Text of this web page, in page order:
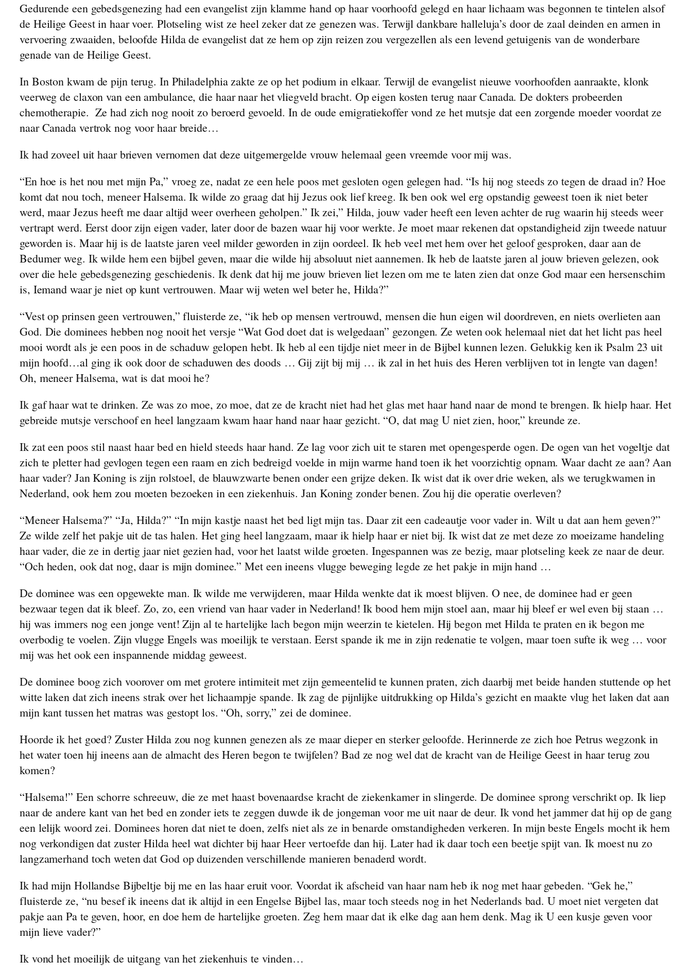
Gedurende een gebedsgenezing had een evangelist zijn klamme hand op haar voorhoofd gelegd en haar lichaam was begonnen te tintelen alsof
de Heilige Geest in haar voer. Plotseling wist ze heel zeker dat ze genezen was. Terwijl dankbare halleluja’s door de zaal deinden en armen in
vervoering zwaaiden, beloofde Hilda de evangelist dat ze hem op zijn reizen zou vergezellen als een levend getuigenis van de wonderbare
genade van de Heilige Geest.
In Boston kwam de pijn terug. In Philadelphia zakte ze op het podium in elkaar. Terwijl de evangelist nieuwe voorhoofden aanraakte, klonk
veerweg de claxon van een ambulance, die haar naar het vliegveld bracht. Op eigen kosten terug naar Canada. De dokters probeerden
chemotherapie. Ze had zich nog nooit zo beroerd gevoeld. In de oude emigratiekoffer vond ze het mutsje dat een zorgende moeder voordat ze
naar Canada vertrok nog voor haar breide…
Ik had zoveel uit haar brieven vernomen dat deze uitgemergelde vrouw helemaal geen vreemde voor mij was.
“En hoe is het nou met mijn Pa,” vroeg ze, nadat ze een hele poos met gesloten ogen gelegen had. “Is hij nog steeds zo tegen de draad in? Hoe
komt dat nou toch, meneer Halsema. Ik wilde zo graag dat hij Jezus ook lief kreeg. Ik ben ook wel erg opstandig geweest toen ik niet beter
werd, maar Jezus heeft me daar altijd weer overheen geholpen.” Ik zei,” Hilda, jouw vader heeft een leven achter de rug waarin hij steeds weer
vertrapt werd. Eerst door zijn eigen vader, later door de bazen waar hij voor werkte. Je moet maar rekenen dat opstandigheid zijn tweede natuur
geworden is. Maar hij is de laatste jaren veel milder geworden in zijn oordeel. Ik heb veel met hem over het geloof gesproken, daar aan de
Bedumer weg. Ik wilde hem een bijbel geven, maar die wilde hij absoluut niet aannemen. Ik heb de laatste jaren al jouw brieven gelezen, ook
over die hele gebedsgenezing geschiedenis. Ik denk dat hij me jouw brieven liet lezen om me te laten zien dat onze God maar een hersenschim
is, Iemand waar je niet op kunt vertrouwen. Maar wij weten wel beter he, Hilda?”
“Vest op prinsen geen vertrouwen,” fluisterde ze, “ik heb op mensen vertrouwd, mensen die hun eigen wil doordreven, en niets overlieten aan
God. Die dominees hebben nog nooit het versje “Wat God doet dat is welgedaan” gezongen. Ze weten ook helemaal niet dat het licht pas heel
mooi wordt als je een poos in de schaduw gelopen hebt. Ik heb al een tijdje niet meer in de Bijbel kunnen lezen. Gelukkig ken ik Psalm 23 uit
mijn hoofd…al ging ik ook door de schaduwen des doods … Gij zijt bij mij … ik zal in het huis des Heren verblijven tot in lengte van dagen!
Oh, meneer Halsema, wat is dat mooi he?
Ik gaf haar wat te drinken. Ze was zo moe, zo moe, dat ze de kracht niet had het glas met haar hand naar de mond te brengen. Ik hielp haar. Het
gebreide mutsje verschoof en heel langzaam kwam haar hand naar haar gezicht. “O, dat mag U niet zien, hoor,” kreunde ze.
Ik zat een poos stil naast haar bed en hield steeds haar hand. Ze lag voor zich uit te staren met opengesperde ogen. De ogen van het vogeltje dat
zich te pletter had gevlogen tegen een raam en zich bedreigd voelde in mijn warme hand toen ik het voorzichtig opnam. Waar dacht ze aan? Aan
haar vader? Jan Koning is zijn rolstoel, de blauwzwarte benen onder een grijze deken. Ik wist dat ik over drie weken, als we terugkwamen in
Nederland, ook hem zou moeten bezoeken in een ziekenhuis. Jan Koning zonder benen. Zou hij die operatie overleven?
“Meneer Halsema?” “Ja, Hilda?” “In mijn kastje naast het bed ligt mijn tas. Daar zit een cadeautje voor vader in. Wilt u dat aan hem geven?”
Ze wilde zelf het pakje uit de tas halen. Het ging heel langzaam, maar ik hielp haar er niet bij. Ik wist dat ze met deze zo moeizame handeling
haar vader, die ze in dertig jaar niet gezien had, voor het laatst wilde groeten. Ingespannen was ze bezig, maar plotseling keek ze naar de deur.
“Och heden, ook dat nog, daar is mijn dominee.” Met een ineens vlugge beweging legde ze het pakje in mijn hand …
De dominee was een opgewekte man. Ik wilde me verwijderen, maar Hilda wenkte dat ik moest blijven. O nee, de dominee had er geen
bezwaar tegen dat ik bleef. Zo, zo, een vriend van haar vader in Nederland! Ik bood hem mijn stoel aan, maar hij bleef er wel even bij staan …
hij was immers nog een jonge vent! Zijn al te hartelijke lach begon mijn weerzin te kietelen. Hij begon met Hilda te praten en ik begon me
overbodig te voelen. Zijn vlugge Engels was moeilijk te verstaan. Eerst spande ik me in zijn redenatie te volgen, maar toen sufte ik weg … voor
mij was het ook een inspannende middag geweest.
De dominee boog zich voorover om met grotere intimiteit met zijn gemeentelid te kunnen praten, zich daarbij met beide handen stuttende op het
witte laken dat zich ineens strak over het lichaampje spande. Ik zag de pijnlijke uitdrukking op Hilda’s gezicht en maakte vlug het laken dat aan
mijn kant tussen het matras was gestopt los. “Oh, sorry,” zei de dominee.
Hoorde ik het goed? Zuster Hilda zou nog kunnen genezen als ze maar dieper en sterker geloofde. Herinnerde ze zich hoe Petrus wegzonk in
het water toen hij ineens aan de almacht des Heren begon te twijfelen? Bad ze nog wel dat de kracht van de Heilige Geest in haar terug zou
komen?
“Halsema!” Een schorre schreeuw, die ze met haast bovenaardse kracht de ziekenkamer in slingerde. De dominee sprong verschrikt op. Ik liep
naar de andere kant van het bed en zonder iets te zeggen duwde ik de jongeman voor me uit naar de deur. Ik vond het jammer dat hij op de gang
een lelijk woord zei. Dominees horen dat niet te doen, zelfs niet als ze in benarde omstandigheden verkeren. In mijn beste Engels mocht ik hem
nog verkondigen dat zuster Hilda heel wat dichter bij haar Heer vertoefde dan hij. Later had ik daar toch een beetje spijt van. Ik moest nu zo
langzamerhand toch weten dat God op duizenden verschillende manieren benaderd wordt.
Ik had mijn Hollandse Bijbeltje bij me en las haar eruit voor. Voordat ik afscheid van haar nam heb ik nog met haar gebeden. “Gek he,”
fluisterde ze, “nu besef ik ineens dat ik altijd in een Engelse Bijbel las, maar toch steeds nog in het Nederlands bad. U moet niet vergeten dat
pakje aan Pa te geven, hoor, en doe hem de hartelijke groeten. Zeg hem maar dat ik elke dag aan hem denk. Mag ik U een kusje geven voor
mijn lieve vader?”
Ik vond het moeilijk de uitgang van het ziekenhuis te vinden…